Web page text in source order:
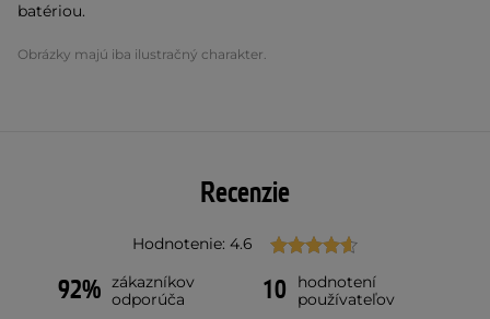
batériou.
Obrázky majú iba ilustračný charakter.
Recenzie
Hodnotenie: 4.6
92% zákazníkov
odporúča
10
hodnotení
používateľov